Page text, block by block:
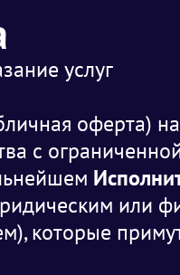
услуг
оферта)
с
или
которые